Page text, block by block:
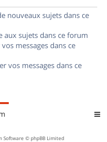
nouveaux sujets dans ce
aux sujets dans ce forum
messages dans ce
vos messages dans ce
Software © phpBB Limited